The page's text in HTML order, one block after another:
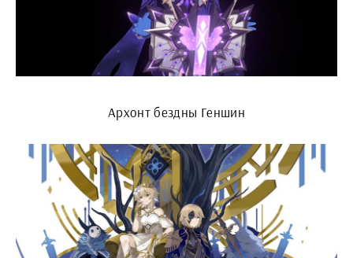
Архонт бездны Геншин